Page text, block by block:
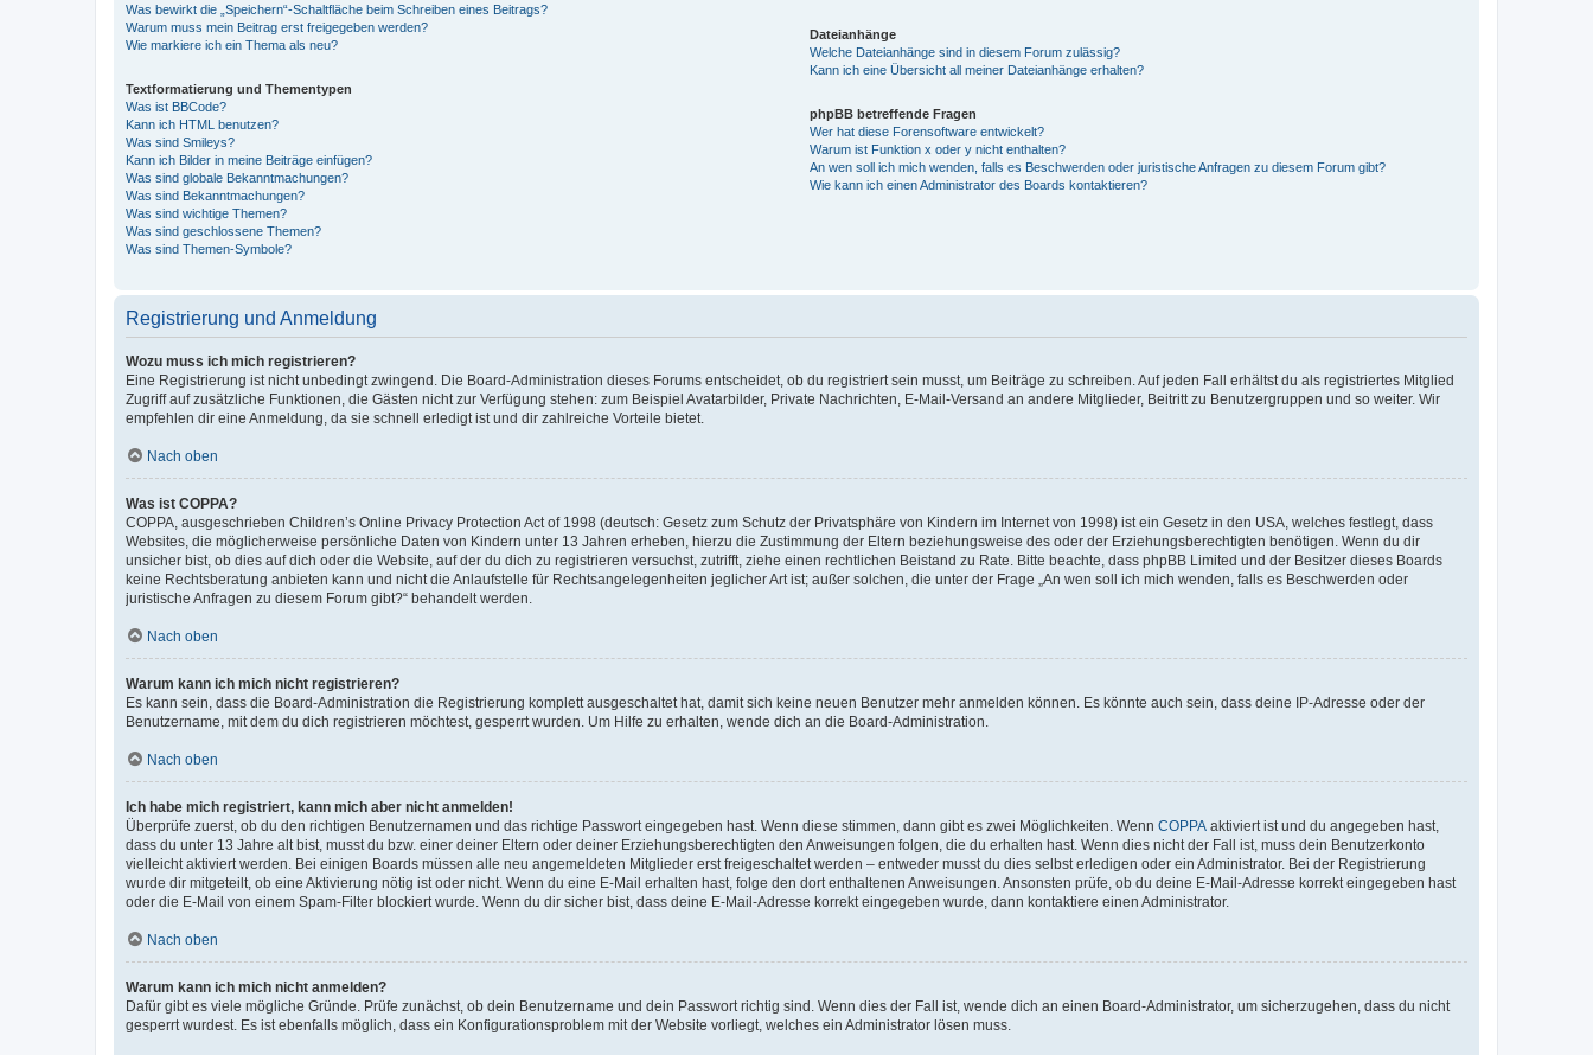
Was bewirkt die „Speichern“-Schaltfläche beim Schreiben eines Beitrags?
Warum muss mein Beitrag erst freigegeben werden?
Wie markiere ich ein Thema als neu?
Textformatierung und Thementypen
Was ist BBCode?
Kann ich HTML benutzen?
Was sind Smileys?
Kann ich Bilder in meine Beiträge einfügen?
Was sind globale Bekanntmachungen?
Was sind Bekanntmachungen?
Was sind wichtige Themen?
Was sind geschlossene Themen?
Was sind Themen-Symbole?
Dateianhänge
Welche Dateianhänge sind in diesem Forum zulässig?
Kann ich eine Übersicht all meiner Dateianhänge erhalten?
phpBB betreffende Fragen
Wer hat diese Forensoftware entwickelt?
Warum ist Funktion x oder y nicht enthalten?
An wen soll ich mich wenden, falls es Beschwerden oder juristische Anfragen zu diesem Forum gibt?
Wie kann ich einen Administrator des Boards kontaktieren?
Registrierung und Anmeldung
Wozu muss ich mich registrieren?
Eine Registrierung ist nicht unbedingt zwingend. Die Board-Administration dieses Forums entscheidet, ob du registriert sein musst, um Beiträge zu schreiben. Auf jeden Fall erhältst du als registriertes Mitglied
Zugriff auf zusätzliche Funktionen, die Gästen nicht zur Verfügung stehen: zum Beispiel Avatarbilder, Private Nachrichten, E-Mail-Versand an andere Mitglieder, Beitritt zu Benutzergruppen und so weiter. Wir
empfehlen dir eine Anmeldung, da sie schnell erledigt ist und dir zahlreiche Vorteile bietet.
Nach oben
Was ist COPPA?
COPPA, ausgeschrieben Children’s Online Privacy Protection Act of 1998 (deutsch: Gesetz zum Schutz der Privatsphäre von Kindern im Internet von 1998) ist ein Gesetz in den USA, welches festlegt, dass
Websites, die möglicherweise persönliche Daten von Kindern unter 13 Jahren erheben, hierzu die Zustimmung der Eltern beziehungsweise des oder der Erziehungsberechtigten benötigen. Wenn du dir
unsicher bist, ob dies auf dich oder die Website, auf der du dich zu registrieren versuchst, zutrifft, ziehe einen rechtlichen Beistand zu Rate. Bitte beachte, dass phpBB Limited und der Besitzer dieses Boards
keine Rechtsberatung anbieten kann und nicht die Anlaufstelle für Rechtsangelegenheiten jeglicher Art ist; außer solchen, die unter der Frage „An wen soll ich mich wenden, falls es Beschwerden oder
juristische Anfragen zu diesem Forum gibt?“ behandelt werden.
Nach oben
Warum kann ich mich nicht registrieren?
Es kann sein, dass die Board-Administration die Registrierung komplett ausgeschaltet hat, damit sich keine neuen Benutzer mehr anmelden können. Es könnte auch sein, dass deine IP-Adresse oder der
Benutzername, mit dem du dich registrieren möchtest, gesperrt wurden. Um Hilfe zu erhalten, wende dich an die Board-Administration.
Nach oben
Ich habe mich registriert, kann mich aber nicht anmelden!
Überprüfe zuerst, ob du den richtigen Benutzernamen und das richtige Passwort eingegeben hast. Wenn diese stimmen, dann gibt es zwei Möglichkeiten. Wenn COPPA aktiviert ist und du angegeben hast,
dass du unter 13 Jahre alt bist, musst du bzw. einer deiner Eltern oder deiner Erziehungsberechtigten den Anweisungen folgen, die du erhalten hast. Wenn dies nicht der Fall ist, muss dein Benutzerkonto
vielleicht aktiviert werden. Bei einigen Boards müssen alle neu angemeldeten Mitglieder erst freigeschaltet werden – entweder musst du dies selbst erledigen oder ein Administrator. Bei der Registrierung
wurde dir mitgeteilt, ob eine Aktivierung nötig ist oder nicht. Wenn du eine E-Mail erhalten hast, folge den dort enthaltenen Anweisungen. Ansonsten prüfe, ob du deine E-Mail-Adresse korrekt eingegeben hast
oder die E-Mail von einem Spam-Filter blockiert wurde. Wenn du dir sicher bist, dass deine E-Mail-Adresse korrekt eingegeben wurde, dann kontaktiere einen Administrator.
Nach oben
Warum kann ich mich nicht anmelden?
Dafür gibt es viele mögliche Gründe. Prüfe zunächst, ob dein Benutzername und dein Passwort richtig sind. Wenn dies der Fall ist, wende dich an einen Board-Administrator, um sicherzugehen, dass du nicht
gesperrt wurdest. Es ist ebenfalls möglich, dass ein Konfigurationsproblem mit der Website vorliegt, welches ein Administrator lösen muss.